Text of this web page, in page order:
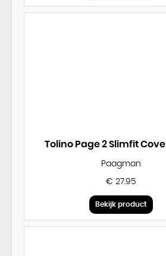
Tolino Page 2 Slimfit
Paagman
€ 27.95
Bekijk product